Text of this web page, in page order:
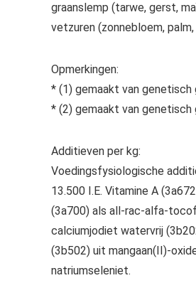
graanslemp (tarwe, gerst,
vetzuren (zonnebloem,
Opmerkingen:
* (1) gemaakt van
* (2) gemaakt van genetisch
Additieven per kg:
Voedingsfysiologische
13.500 I.E. Vitamine A
(3a700) als all-rac-alfa-
calciumjodiet watervrij
(3b502) uit mangaan(II)-
natriumseleniet.